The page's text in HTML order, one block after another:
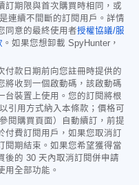
訂期限與首次購買時相同，或
連續不間斷的訂閱用戶。詳情
同意的最終使用者授權協議/服
。如果您想卸載 SpyHunter，
付款日期前向您註冊時提供的
將收到一個啟動碼，該啟動碼
台裝置上使用。您的訂閱將根
引用方式納入本條款；價格可
閱購買頁面）自動續訂，前提
付費訂閱用戶，如果您取消訂
閱期結束。如果您希望獲得當
後的 30 天內取消訂閱併申請
用全部功能。